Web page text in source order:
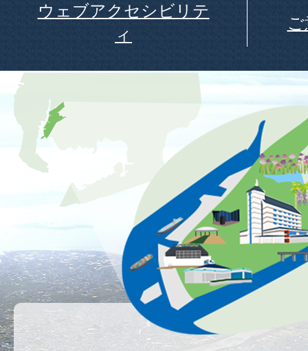
ウェブアクセシビリテ
ィ